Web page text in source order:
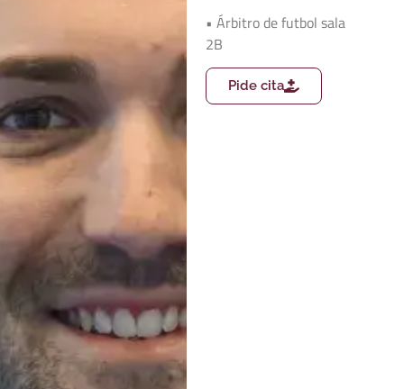
• Árbitro de futbol sala
2B
Pide cita